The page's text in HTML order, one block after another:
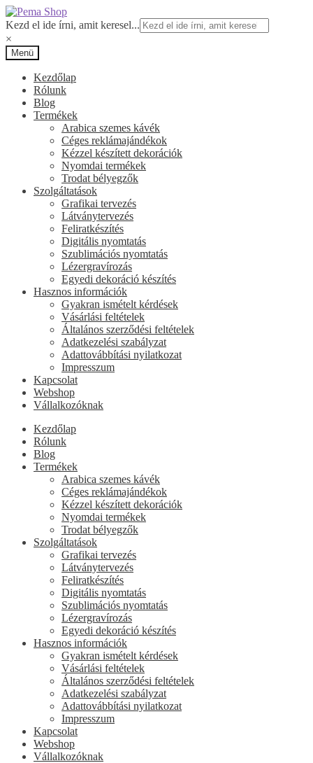
Ugrás
a
navigációhoz
Kilépés
a
tartalomba
Kezd el ide írni, amit keresel...
×
Menü
Kezdőlap
Rólunk
Blog
Termékek
Arabica szemes kávék
Céges reklámajándékok
Kézzel készített dekorációk
Nyomdai termékek
Trodat bélyegzők
Szolgáltatások
Grafikai tervezés
Látványtervezés
Feliratkészítés
Digitális nyomtatás
Szublimációs nyomtatás
Lézergravírozás
Egyedi dekoráció készítés
Hasznos információk
Gyakran ismételt kérdések
Vásárlási feltételek
Általános szerződési feltételek
Adatkezelési szabályzat
Adattovábbítási nyilatkozat
Impresszum
Kapcsolat
Webshop
Vállalkozóknak
Kezdőlap
Rólunk
Blog
Termékek
Arabica szemes kávék
Céges reklámajándékok
Kézzel készített dekorációk
Nyomdai termékek
Trodat bélyegzők
Szolgáltatások
Grafikai tervezés
Látványtervezés
Feliratkészítés
Digitális nyomtatás
Szublimációs nyomtatás
Lézergravírozás
Egyedi dekoráció készítés
Hasznos információk
Gyakran ismételt kérdések
Vásárlási feltételek
Általános szerződési feltételek
Adatkezelési szabályzat
Adattovábbítási nyilatkozat
Impresszum
Kapcsolat
Webshop
Vállalkozóknak